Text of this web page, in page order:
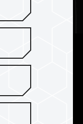
存
掛置在鑰匙
者攜帶，隨取